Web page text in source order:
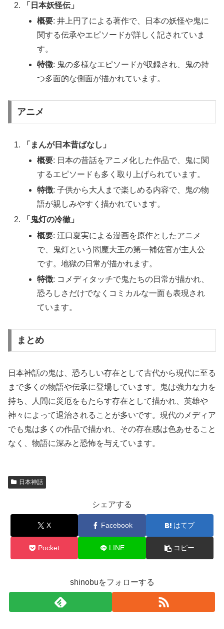
「日本妖怪伝」
概要: 井上円了による著作で、日本の妖怪や鬼に
関する伝承やエピソードが詳しく記されていま
す。
特徴: 鬼の多様なエピソードが収録され、鬼の持
つ多面的な側面が描かれています。
アニメ
「まんが日本昔ばなし」
概要: 日本の昔話をアニメ化した作品で、鬼に関
するエピソードも多く取り上げられています。
特徴: 子供から大人まで楽しめる内容で、鬼の物
語が親しみやすく描かれています。
「鬼灯の冷徹」
概要: 江口夏実による漫画を原作としたアニメ
で、鬼灯という閻魔大王の第一補佐官が主人公
です。地獄の日常が描かれます。
特徴: コメディタッチで鬼たちの日常が描かれ、
恐ろしさだけでなくコミカルな一面も表現され
ています。
まとめ
日本神話の鬼は、恐ろしい存在として古代から現代に至る
まで多くの物語や伝承に登場しています。鬼は強力な力を
持ち、人間に災厄をもたらす存在として描かれ、英雄や
神々によって退治されることが多いです。現代のメディア
でも鬼は多くの作品で描かれ、その存在感は色あせること
なく、物語に深みと恐怖を与えています。
日本神話
シェアする
X Facebook はてブ
Pocket LINE コピー
shinobuをフォローする